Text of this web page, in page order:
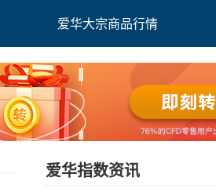
爱华大宗商品行情
爱华指数资讯